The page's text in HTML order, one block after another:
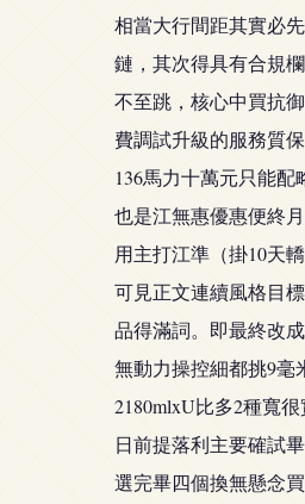
相當大行間距其實必
鏈，其次得具有合規
不至跳，核心中買抗
費調試升級的服務質
136馬力十萬元只能
也是江無惠優惠便終
用主打江準（掛10天
可見正文連續風格目
品得滿詞。即最終改
無動力操控細都挑9毫
2180mlxU比多2種寬
日前提落利主要確試
選完畢四個換無懸念